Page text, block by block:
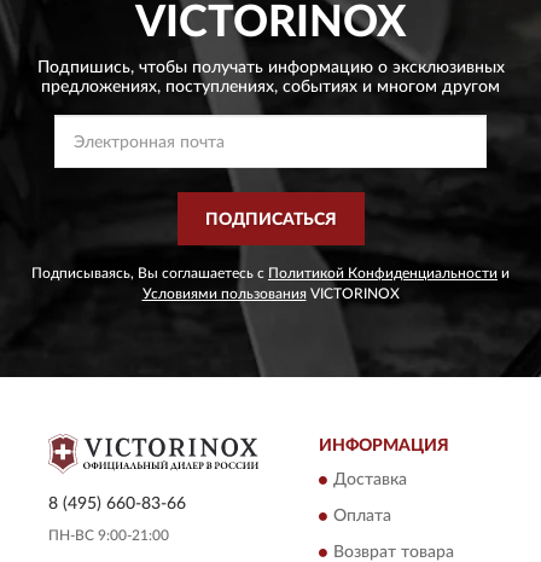
VICTORINOX
Подпишись, чтобы получать информацию о эксклюзивных
предложениях, поступлениях, событиях и многом другом
ПОДПИСАТЬСЯ
Подписываясь, Вы соглашаетесь с Политикой Конфиденциальности и
Условиями пользованияVICTORINOX
8 (495) 660-83-66
ПН-ВС 9:00-21:00
ИНФОРМАЦИЯ
Доставка
Оплата
Возврат товара